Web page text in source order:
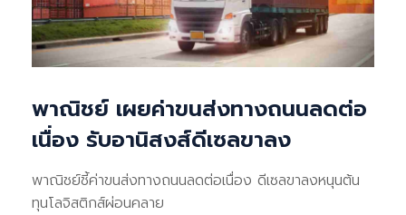
พาณิชย์ เผยค่าขนส่งทางถนนลดต่อ
เนื่อง รับอานิสงส์ดีเซลขาลง
พาณิชย์ชี้ค่าขนส่งทางถนนลดต่อเนื่อง ดีเซลขาลงหนุนต้น
ทุนโลจิสติกส์ผ่อนคลาย